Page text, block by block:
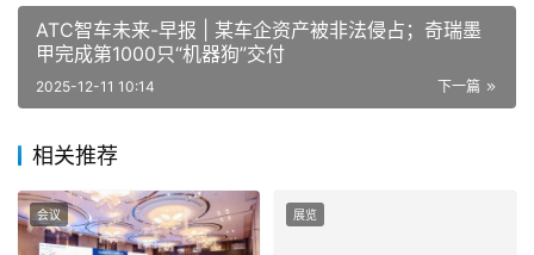
长城汽车股份有限公司-大数据总工程师
演讲话题：
大数据与AI赋能Hi4
发言提纲：
ATC智车未来-早报 | 某车企资产被非法侵占；奇瑞墨
甲完成第1000只“机器狗”交付
下一篇
2025-12-11 10:14
相关推荐
会议 展览